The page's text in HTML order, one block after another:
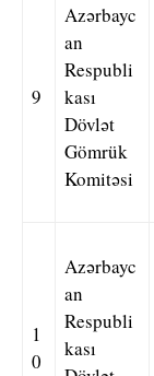
9
Azərbayc
an
Respubli
kası
Dövlət
Gömrük
Komitəsi
1
0
Azərbayc
an
Respubli
kası